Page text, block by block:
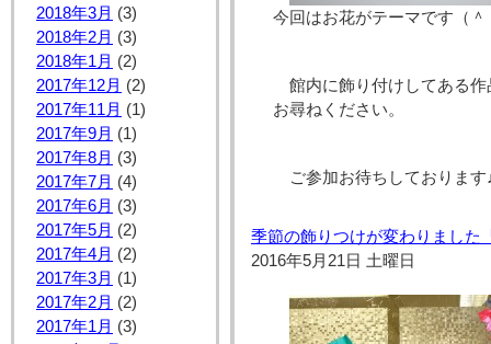
2018年3月 (3)
2018年2月 (3)
2018年1月 (2)
2017年12月 (2)
2017年11月 (1)
2017年9月 (1)
2017年8月 (3)
2017年7月 (4)
2017年6月 (3)
2017年5月 (2)
2017年4月 (2)
2017年3月 (1)
2017年2月 (2)
2017年1月 (3)
今回はお花がテーマです（＾
館内に飾り付けしてある
お尋ねください。
ご参加お待ちしております
季節の飾りつけが変わりました
2016年5月21日 土曜日